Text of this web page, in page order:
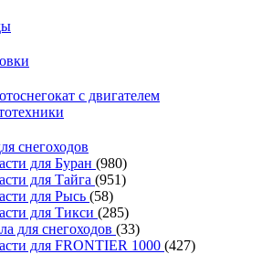
с двигателем
снегоходов
для Буран (980)
для Тайга (951)
для Рысь (58)
для Тикси (285)
для снегоходов (33)
для FRONTIER 1000 (427)